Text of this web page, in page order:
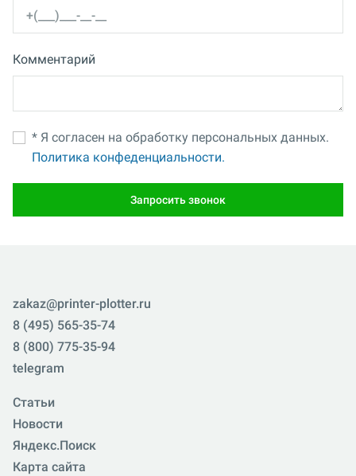
Комментарий
* Я согласен на обработку персональных данных.
Политика конфеденциальности.
Запросить звонок
zakaz@printer-plotter.ru
8 (495) 565-35-74
8 (800) 775-35-94
telegram
Статьи
Новости
Яндекс.Поиск
Карта сайта